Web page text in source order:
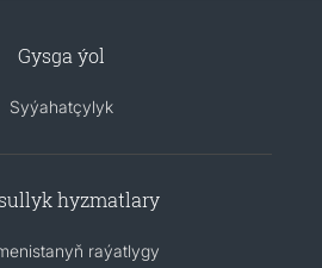
Gysga ýol
Syýahatçylyk
hyzmatlary
raýatlygy